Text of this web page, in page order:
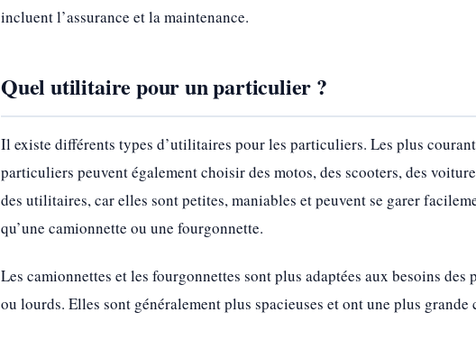
incluent l’assurance et la maintenance.
Quel utilitaire pour un particulier ?
Il existe différents types d’utilitaires pour les particuliers. Les plus
particuliers peuvent également choisir des motos, des scooters, des
des utilitaires, car elles sont petites, maniables et peuvent se garer
qu’une camionnette ou une fourgonnette.
Les camionnettes et les fourgonnettes sont plus adaptées aux besoins
ou lourds. Elles sont généralement plus spacieuses et ont une plus